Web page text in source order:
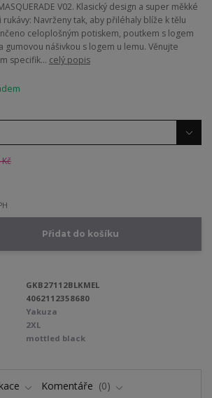
V02. Klasický design a super měkké
Navrženy tak, aby přiléhaly blíže k tělu
celoplošným potiskem, poutkem s logem
gumovou nášivkou s logem u lemu. Věnujte
specifik... celý popis
Přidat do košíku
GKB27112BLKMEL
4062112358680
Yakuza
2XL
mottled black
Komentáře 0